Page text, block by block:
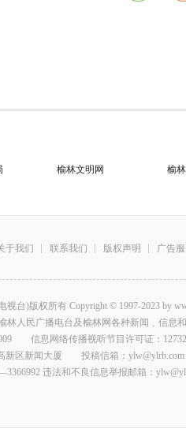
榆林文明网 榆
于我们 联系我们 版权声明 广告
台)版权所有 Copyright © 1997-2023 by
林人民广播电台及榆林网各种新闻﹑信
信息网络传播视听节目许可证：
新区新闻大厦 投稿信箱：ylw@ylrb.com
违法和不良信息举报邮箱：